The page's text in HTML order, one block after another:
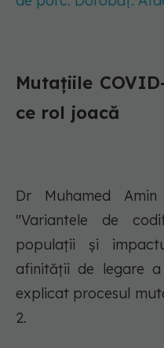
Mutațiile
ce rol joacă
Dr Muhamed
"Variantele de
populații și
afinității de legare
explicat procesul
2.